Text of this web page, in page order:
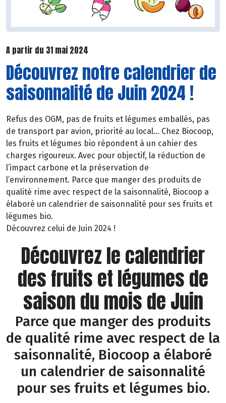
A partir du 31 mai 2024
Découvrez notre calendrier de
saisonnalité de Juin 2024 !
Refus des OGM, pas de fruits et légumes emballés, pas
de transport par avion, priorité au local… Chez Biocoop,
les fruits et légumes bio répondent à un cahier des
charges rigoureux. Avec pour objectif, la réduction de
l’impact carbone et la préservation de
l’environnement. Parce que manger des produits de
qualité rime avec respect de la saisonnalité, Biocoop a
élaboré un calendrier de saisonnalité pour ses fruits et
légumes bio.
Découvrez celui de Juin 2024 !
Découvrez le calendrier
des fruits et légumes de
saison du mois de Juin
Parce que manger des produits
de qualité rime avec respect de la
saisonnalité, Biocoop a élaboré
un calendrier de saisonnalité
pour ses fruits et légumes bio.